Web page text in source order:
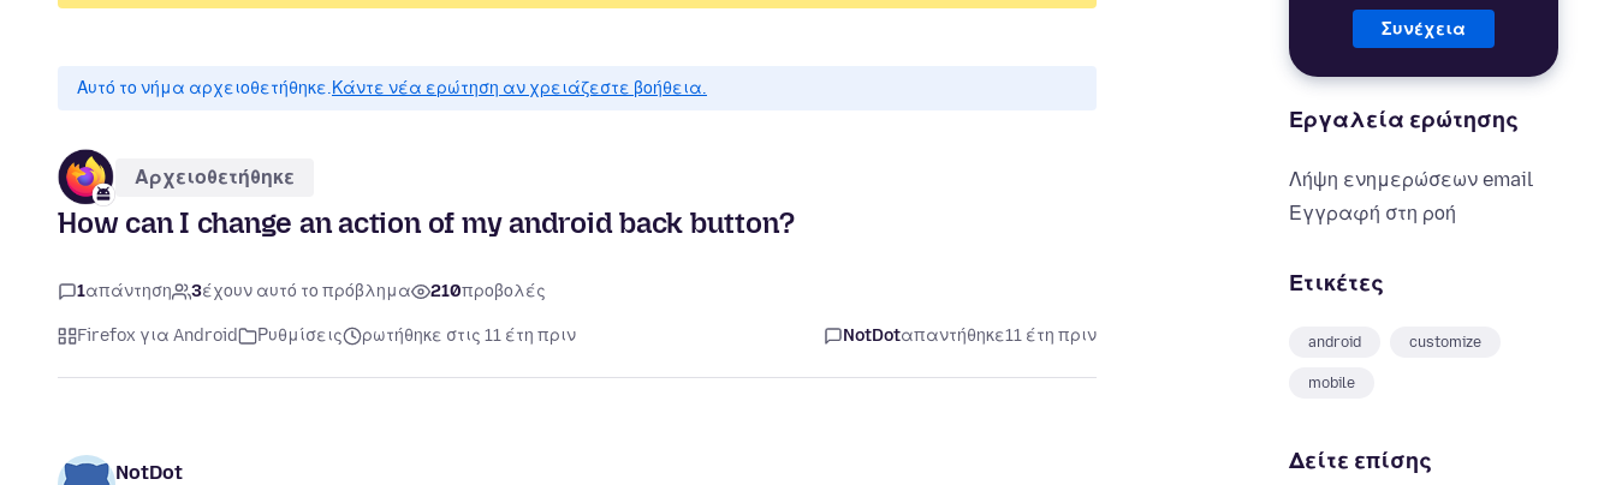
Συνέχεια
Εργαλεία ερώτησης
Λήψη ενημερώσεων email
Εγγραφή στη ροή
Ετικέτες
android customize
mobile
Δείτε επίσης
Αυτό το νήμα αρχειοθετήθηκε.Κάντε νέα ερώτηση αν χρειάζεστε βοήθεια.
Αρχειοθετήθηκε
How can I change an action of my android back button?
1απάντηση 3έχουν αυτό το πρόβλημα 210προβολές
Firefox για Android Ρυθμίσεις ρωτήθηκε στις 11 έτη πριν NotDotαπαντήθηκε11 έτη πριν
NotDot